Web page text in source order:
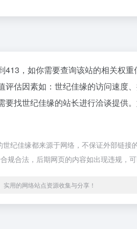
413，如你需要查询该站的相关权重
评估因素如：世纪佳缘的访问速度
要找世纪佳缘的站长进行洽谈提供
纪佳缘都来源于网络，不保证外部链
规合法，后期网页的内容如出现违规，
用的网络站点资源收集与分享！